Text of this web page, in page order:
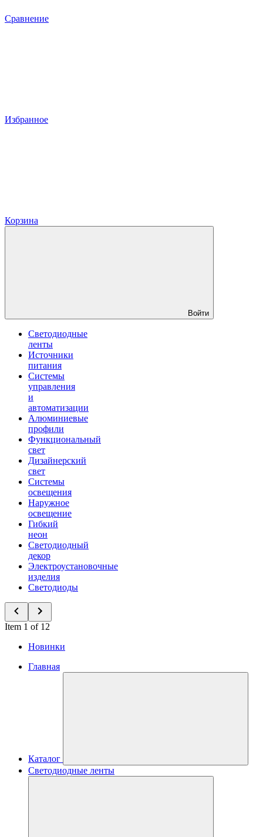
Сравнение
Избранное
Корзина
Войти
Светодиодные
ленты
Источники
питания
Системы
управления
и
автоматизации
Алюминиевые
профили
Функциональный
свет
Дизайнерский
свет
Системы
освещения
Наружное
освещение
Гибкий
неон
Светодиодный
декор
Электроустановочные
изделия
Светодиоды
Item 1 of 12
Новинки
Главная
Каталог
Светодиодные ленты